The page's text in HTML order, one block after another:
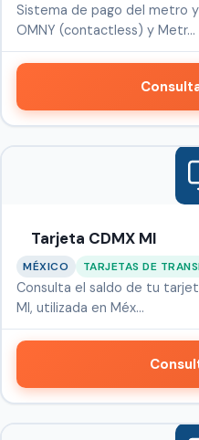
Sistema de pago del metro
OMNY (contactless) y Metr…
Tarjeta CDMX MI
MÉXICO TARJETAS DE
Consulta el saldo de tu
MI, utilizada en Méx…